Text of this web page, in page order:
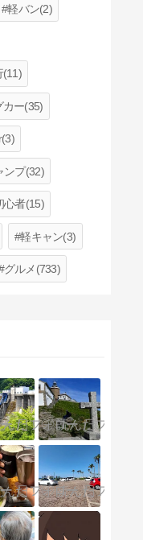
軽バン(2)
(11)
ー(35)
ンプ(32)
心者(15)
軽キャン(3)
グルメ(733)